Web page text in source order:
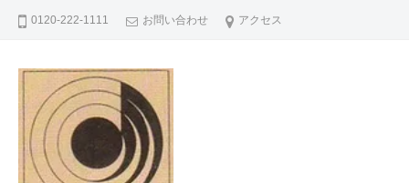
0120-222-1111 お問い合わせ アクセス